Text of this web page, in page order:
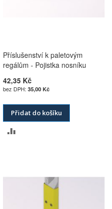
Příslušenství k paletovým
regálům - Pojistka nosníku
42,35 Kč
35,00 Kč
Přidat do košíku